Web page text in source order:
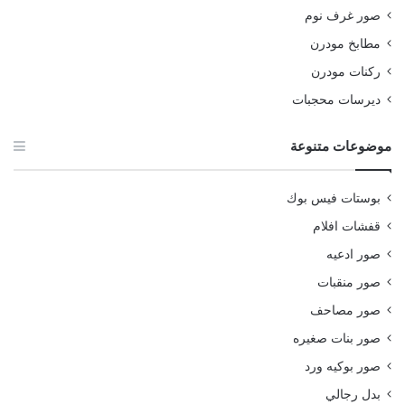
صور غرف نوم
مطابخ مودرن
ركنات مودرن
ديرسات محجبات
موضوعات متنوعة
بوستات فيس بوك
قفشات افلام
صور ادعيه
صور منقبات
صور مصاحف
صور بنات صغيره
صور بوكيه ورد
بدل رجالي